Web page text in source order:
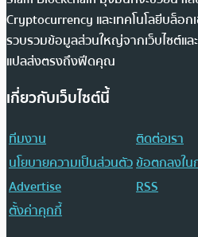
Cryptocurrency และเทคโนโลยีบล็อก
รวบรวมข้อมูลส่วนใหญ่จากเว็บไซต์แล
แปลส่งตรงถึงฟีดคุณ
เกี่ยวกับเว็บไซต์นี้
ทีมงาน
ติดต่อเรา
นโยบายความเป็นส่วนตัวข้อตกลงใน
Advertise
RSS
ตั้งค่าคุกกี้